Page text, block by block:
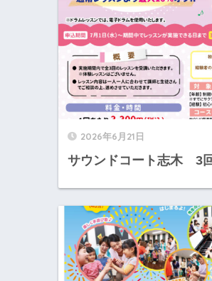
2026年6月21日
サウンドコート志木 3